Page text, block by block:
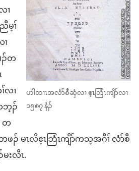
ဟါထၢၤ​အ​လံာ်စီဆှံ​လၢ ဧ့ၤဘြံၤ​ကျိာ်​လၢ
၁၅၈၇ နံၣ်
ၢ
မ့ၢ်
ၣ်​တ
လၢ​
ဘ့ၣ်​
တ
ၣ် မၤလိ​ဧ့ၤဘြံၤ​ကျိာ်​က​သ့​အဂီၢ် လံာ်စီ
း​လီၤ.